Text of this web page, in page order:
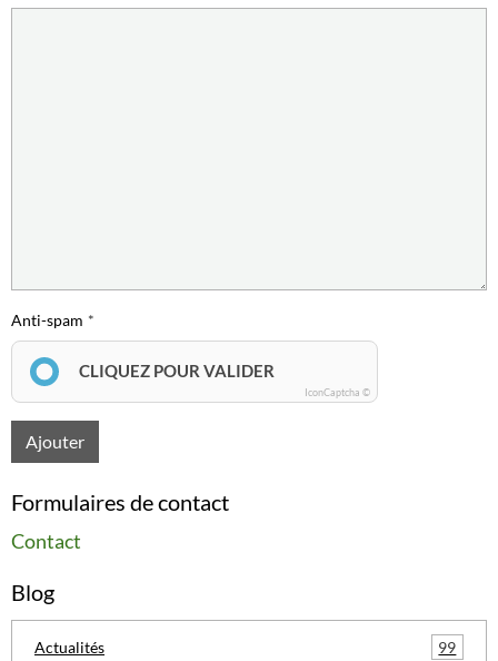
Anti-spam
CLIQUEZ POUR VALIDER
IconCaptcha ©
Ajouter
Formulaires de contact
Contact
Blog
Actualités 99